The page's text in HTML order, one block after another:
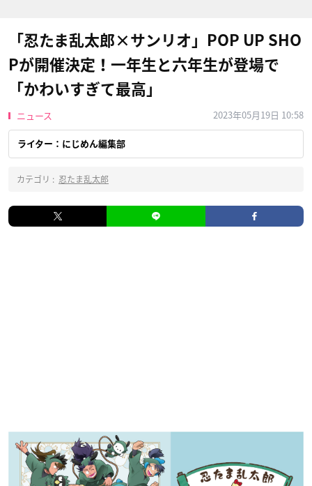
「忍たま乱太郎×サンリオ」POP UP SHO
Pが開催決定！一年生と六年生が登場で
「かわいすぎて最高」
ニュース 2023年05月19日 10:58
ライター：にじめん編集部
カテゴリ : 忍たま乱太郎